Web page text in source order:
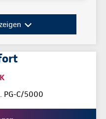
PG-C/5000